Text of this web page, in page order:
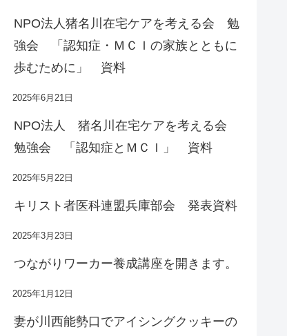
NPO法人猪名川在宅ケアを考える会 勉
強会 「認知症・ＭＣＩの家族とともに
歩むために」 資料
2025年6月21日
NPO法人 猪名川在宅ケアを考える会
勉強会 「認知症とＭＣＩ」 資料
2025年5月22日
キリスト者医科連盟兵庫部会 発表資料
2025年3月23日
つながりワーカー養成講座を開きます。
2025年1月12日
妻が川西能勢口でアイシングクッキーの